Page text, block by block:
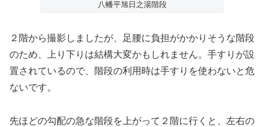
八幡平旭日之湯階段
２階から撮影しましたが、足腰に負担がかかりそうな階段
のため、上り下りは結構大変かもしれません。手すりが設
置されているので、階段の利用時は手すりを使わないと危
ないです。
先ほどの勾配の急な階段を上がって２階に行くと、左右の